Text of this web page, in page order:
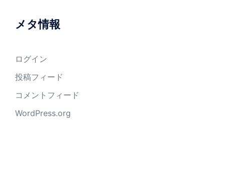
メタ情報
ログイン
投稿フィード
コメントフィード
WordPress.org